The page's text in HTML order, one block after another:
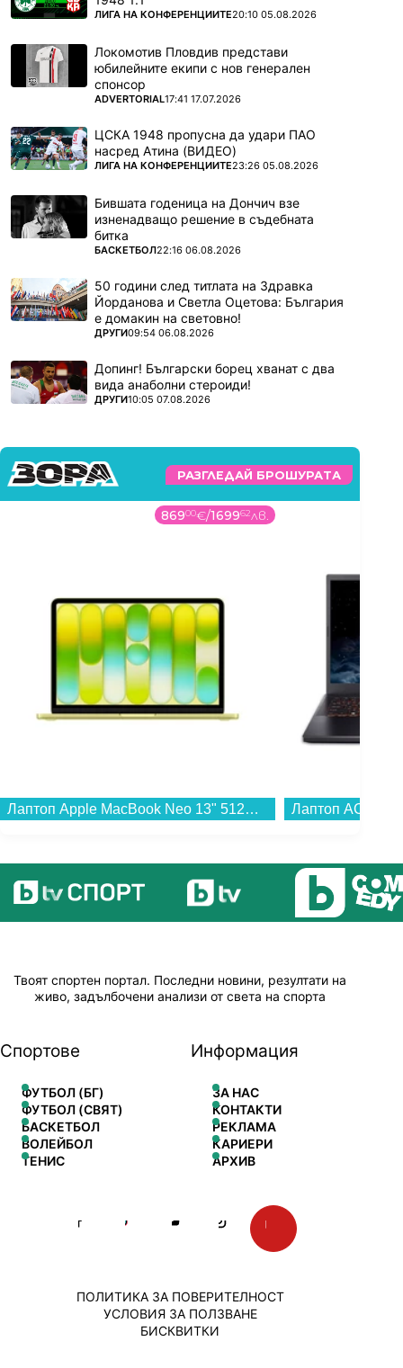
ПОВЕЧЕ ОТ
ЛИГА НА КОНФЕРЕНЦИИТЕ20:10 05.08.2026
Локомотив Пловдив представи
юбилейните екипи с нов генерален
спонсор
ПОВЕЧЕ ОТ
ADVERTORIAL17:41 17.07.2026
ЦСКА 1948 пропусна да удари ПАО
насред Атина (ВИДЕО)
ПОВЕЧЕ ОТ
ЛИГА НА КОНФЕРЕНЦИИТЕ23:26 05.08.2026
Бившата годеница на Дончич взе
изненадващо решение в съдебната
битка
ПОВЕЧЕ ОТ
БАСКЕТБОЛ22:16 06.08.2026
50 години след титлата на Здравка
Йорданова и Светла Оцетова: България
е домакин на световно!
ПОВЕЧЕ ОТ
ДРУГИ09:54 06.08.2026
Допинг! Български борец хванат с два
вида анаболни стероиди!
ПОВЕЧЕ ОТ
ДРУГИ10:05 07.08.2026
РАЗГЛЕДАЙ БРОШУРАТА
86900€/169962лв.
Лаптоп Apple MacBook Neo 13" 512GB Citrus mhfe4 , 13.00 , 512 , 8 , Apple A18 Pro 5 Core GPU , Apple A18 Pro 6 Core , Mac OS...
Твоят спортен портал. Последни новини, резултати на
живо, задълбочени анализи от света на спорта
Спортове
ФУТБОЛ (БГ)
ФУТБОЛ (СВЯТ)
БАСКЕТБОЛ
ВОЛЕЙБОЛ
ТЕНИС
Информация
ЗА НАС
КОНТАКТИ
РЕКЛАМА
КАРИЕРИ
АРХИВ
ПОЛИТИКА ЗА ПОВЕРИТЕЛНОСТ
УСЛОВИЯ ЗА ПОЛЗВАНЕ
БИСКВИТКИ